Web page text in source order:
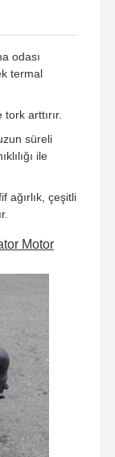
odası
termal
arttırır.
süreli
ile
ağırlık, çeşitli
Motor